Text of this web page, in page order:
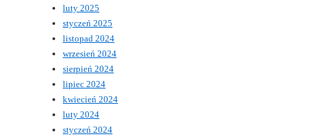
luty 2025
styczeń 2025
listopad 2024
wrzesień 2024
sierpień 2024
lipiec 2024
kwiecień 2024
luty 2024
styczeń 2024